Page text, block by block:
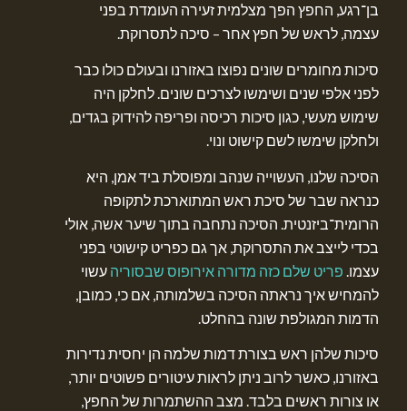
בן־רגע, החפץ הפך מצלמית זעירה העומדת בפני
עצמה, לראש של חפץ אחר – סיכה לתסרוקת.
סיכות מחומרים שונים נפוצו באזורנו ובעולם כולו כבר
לפני אלפי שנים ושימשו לצרכים שונים. לחלקן היה
שימוש מעשי, כגון סיכות רכיסה ופריפה להידוק בגדים,
ולחלקן שימשו לשם קישוט ונוי.
הסיכה שלנו, העשוייה שנהב ומפוסלת ביד אמן, היא
כנראה שבר של סיכת ראש המתוארכת לתקופה
הרומית־ביזנטית. הסיכה נתחבה בתוך שיער אשה, אולי
בכדי לייצב את התסרוקת, אך גם כפריט קישוטי בפני
עצמו. פריט שלם כזה מדורה אירופוס שבסוריה עשוי
להמחיש איך נראתה הסיכה בשלמותה, אם כי, כמובן,
הדמות המגולפת שונה בהחלט.
סיכות שלהן ראש בצורת דמות שלמה הן יחסית נדירות
באזורנו, כאשר לרוב ניתן לראות עיטורים פשוטים יותר,
או צורות ראשים בלבד. מצב ההשתמרות של החפץ,